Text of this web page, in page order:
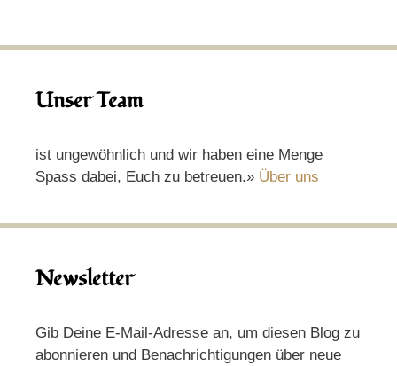
Unser Team
ist ungewöhnlich und wir haben eine Menge
Spass dabei, Euch zu betreuen.» Über uns
Newsletter
Gib Deine E-Mail-Adresse an, um diesen Blog zu
abonnieren und Benachrichtigungen über neue